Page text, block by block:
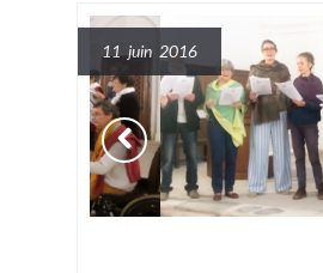
11 juin 2016